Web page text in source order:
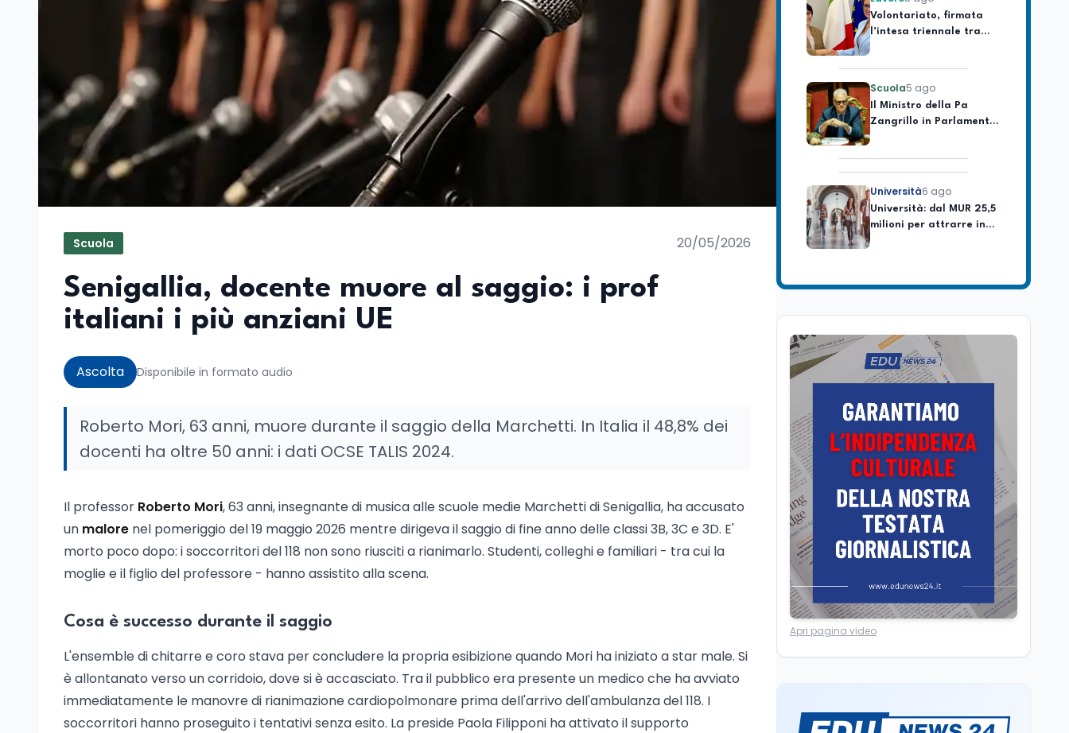
Scuola 20/05/2026
Senigallia, docente muore al saggio: i prof
italiani i più anziani UE
Ascolta Disponibile in formato audio
Roberto Mori, 63 anni, muore durante il saggio della Marchetti. In Italia il 48,8% dei
docenti ha oltre 50 anni: i dati OCSE TALIS 2024.
Il professor Roberto Mori, 63 anni, insegnante di musica alle scuole medie Marchetti di Senigallia, ha accusato
un malore nel pomeriggio del 19 maggio 2026 mentre dirigeva il saggio di fine anno delle classi 3B, 3C e 3D. E'
morto poco dopo: i soccorritori del 118 non sono riusciti a rianimarlo. Studenti, colleghi e familiari - tra cui la
moglie e il figlio del professore - hanno assistito alla scena.
Cosa è successo durante il saggio
L'ensemble di chitarre e coro stava per concludere la propria esibizione quando Mori ha iniziato a star male. Si
è allontanato verso un corridoio, dove si è accasciato. Tra il pubblico era presente un medico che ha avviato
immediatamente le manovre di rianimazione cardiopolmonare prima dell'arrivo dell'ambulanza del 118. I
soccorritori hanno proseguito i tentativi senza esito. La preside Paola Filipponi ha attivato il supporto
l’intesa triennale tra
Ministero del Lavoro e
Scuola5 ago
Il Ministro della Pa
Zangrillo in Parlamento:
"12 miliardi per l'edilizia
Università6 ago
Università: dal MUR 25,5
milioni per attrarre in
Italia i migliori giovani
competitiva l'università
Università 5 ago
Consiglio di Stato:
scorrere la graduatoria
dopo il semestre filtro
Lavoro5 ago
l’intesa triennale tra
Ministero del Lavoro e
CSVnet ETS
Scuola 5 ago
Il Ministro della Pa
Zangrillo in Parlamento:
"12 miliardi per l'edilizia
scuole con risorse Pnrr"
Università6 ago
Università: dal MUR 25,5
Quanto è ancora
Apri pagina video